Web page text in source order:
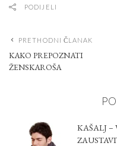
PODIJELI
PRETHODNI ČLANAK
KAKO PREPOZNATI
ŽENSKAROŠA
KAŠALJ –